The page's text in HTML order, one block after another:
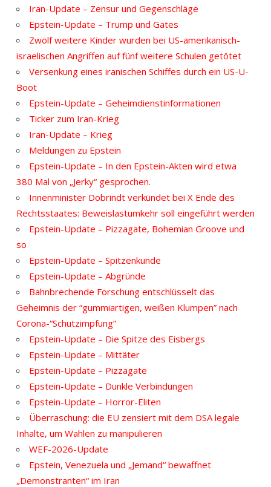
Iran-Update – Zensur und Gegenschläge
Epstein-Update – Trump und Gates
Zwölf weitere Kinder wurden bei US-amerikanisch-
israelischen Angriffen auf fünf weitere Schulen getötet
Versenkung eines iranischen Schiffes durch ein US-U-
Boot
Epstein-Update – Geheimdienstinformationen
Ticker zum Iran-Krieg
Iran-Update – Krieg
Meldungen zu Epstein
Epstein-Update – In den Epstein-Akten wird etwa
380 Mal von „Jerky“ gesprochen.
Innenminister Dobrindt verkündet bei X Ende des
Rechtsstaates: Beweislastumkehr soll eingeführt werden
Epstein-Update – Pizzagate, Bohemian Groove und
so
Epstein-Update – Spitzenkunde
Epstein-Update – Abgründe
Bahnbrechende Forschung entschlüsselt das
Geheimnis der “gummiartigen, weißen Klumpen” nach
Corona-“Schutzimpfung”
Epstein-Update – Die Spitze des Eisbergs
Epstein-Update – Mittäter
Epstein-Update – Pizzagate
Epstein-Update – Dunkle Verbindungen
Epstein-Update – Horror-Eliten
Überraschung: die EU zensiert mit dem DSA legale
Inhalte, um Wahlen zu manipulieren
WEF-2026-Update
Epstein, Venezuela und „Jemand“ bewaffnet
„Demonstranten“ im Iran